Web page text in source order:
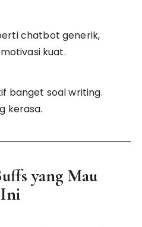
chatbot generik,
kuat.
banget soal writing.
kerasa.
yang Mau